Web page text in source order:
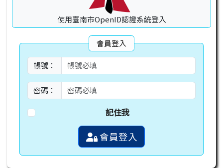
使用臺南市OpenID認證系統登入
會員登入
帳號：
密碼：
記住我
會員登入